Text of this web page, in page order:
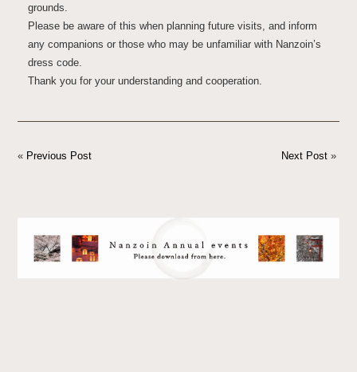
grounds.
Please be aware of this when planning future visits, and inform
any companions or those who may be unfamiliar with Nanzoin’s
dress code.
Thank you for your understanding and cooperation.
« Previous Post Next Post»